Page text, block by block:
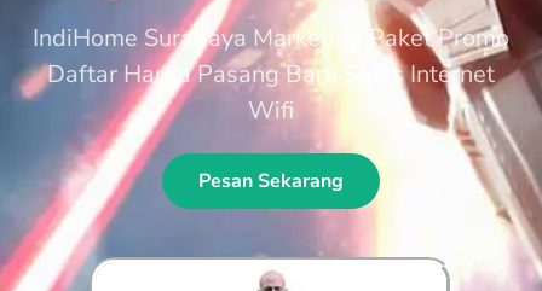
IndiHome Surabaya Marketing Paket Promo
Daftar Harga Pasang Baru Sales Internet
Wifi
Pesan Sekarang